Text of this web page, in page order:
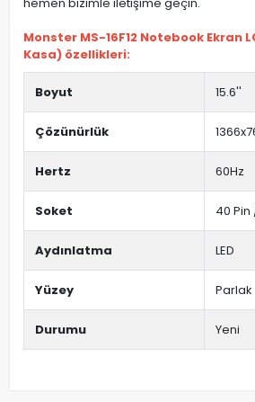
Monster MS-16F12 Notebook Ekran
Kasa) özellikleri:
Boyut 15.6''
Çözünürlük
Hertz 60Hz
Soket 40 Pin
Aydınlatma LED
Yüzey Parlak
Durumu Yeni